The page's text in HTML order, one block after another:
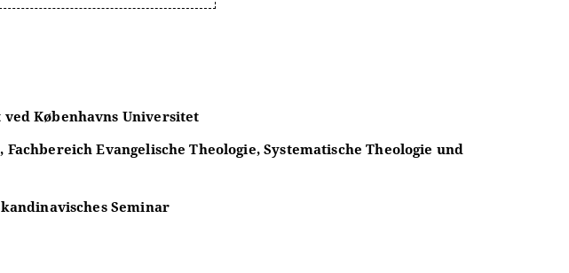
Københavns Universitet
Evangelische Theologie, Systematische Theologie und
Seminar